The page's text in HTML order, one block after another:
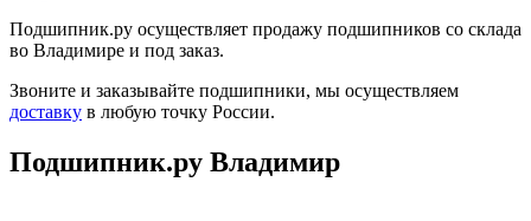
Подшипник.ру осуществляет продажу подшипников со склада
во Владимире и под заказ.
Звоните и заказывайте подшипники, мы осуществляем
доставку в любую точку России.
Подшипник.ру Владимир